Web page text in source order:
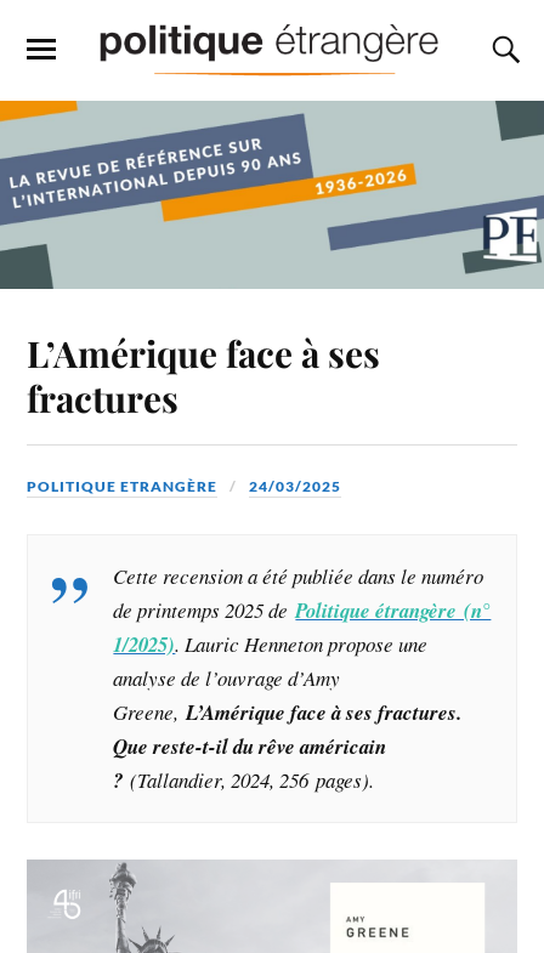
L’Amérique face à ses
fractures
POLITIQUE ETRANGÈRE 24/03/2025
Cette recension a été publiée dans le numéro
de printemps 2025 dePolitique étrangère (n°
1/2025). Lauric Henneton propose une
analyse de l’ouvrage d’Amy
Greene, L’Amérique face à ses fractures.
Que reste-t-il du rêve américain
?(Tallandier, 2024, 256 pages).